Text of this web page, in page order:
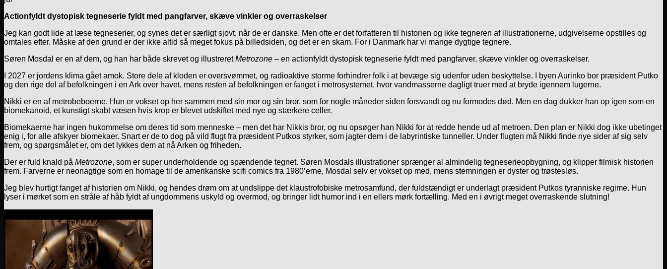
Actionfyldt dystopisk tegneserie fyldt med pangfarver, skæve vinkler og overraskelser
Jeg kan godt lide at læse tegneserier, og synes det er særligt sjovt, når de er danske. Men ofte er det forfatteren til historien og ikke tegneren af illustrationerne, udgivelserne opstilles og
omtales efter. Måske af den grund er der ikke altid så meget fokus på billedsiden, og det er en skam. For i Danmark har vi mange dygtige tegnere.
Søren Mosdal er en af dem, og han har både skrevet og illustreretMetrozone – en actionfyldt dystopisk tegneserie fyldt med pangfarver, skæve vinkler og overraskelser.
I 2027 er jordens klima gået amok. Store dele af kloden er oversvømmet, og radioaktive storme forhindrer folk i at bevæge sig udenfor uden beskyttelse. I byen Aurinko bor præsident Putko
og den rige del af befolkningen i en Ark over havet, mens resten af befolkningen er fanget i metrosystemet, hvor vandmasserne dagligt truer med at bryde igennem lugerne.
Nikki er en af metrobeboerne. Hun er vokset op her sammen med sin mor og sin bror, som for nogle måneder siden forsvandt og nu formodes død. Men en dag dukker han op igen som en
biomekanoid, et kunstigt skabt væsen hvis krop er blevet udskiftet med nye og stærkere celler.
Biomekaerne har ingen hukommelse om deres tid som menneske – men det har Nikkis bror, og nu opsøger han Nikki for at redde hende ud af metroen. Den plan er Nikki dog ikke ubetinget
enig i, for alle afskyer biomekaer. Snart er de to dog på vild flugt fra præsident Putkos styrker, som jagter dem i de labyrintiske tunneller. Under flugten må Nikki finde nye sider af sig selv
frem, og spørgsmålet er, om det lykkes dem at nå Arken og friheden.
Der er fuld knald på Metrozone, som er super underholdende og spændende tegnet. Søren Mosdals illustrationer sprænger al almindelig tegneserieopbygning, og klipper filmisk historien
frem. Farverne er neonagtige som en homage til de amerikanske scifi comics fra 1980’erne, Mosdal selv er vokset op med, mens stemningen er dyster og trøstesløs.
Jeg blev hurtigt fanget af historien om Nikki, og hendes drøm om at undslippe det klaustrofobiske metrosamfund, der fuldstændigt er underlagt præsident Putkos tyranniske regime. Hun
lyser i mørket som en stråle af håb fyldt af ungdommens uskyld og overmod, og bringer lidt humor ind i en ellers mørk fortælling. Med en i øvrigt meget overraskende slutning!